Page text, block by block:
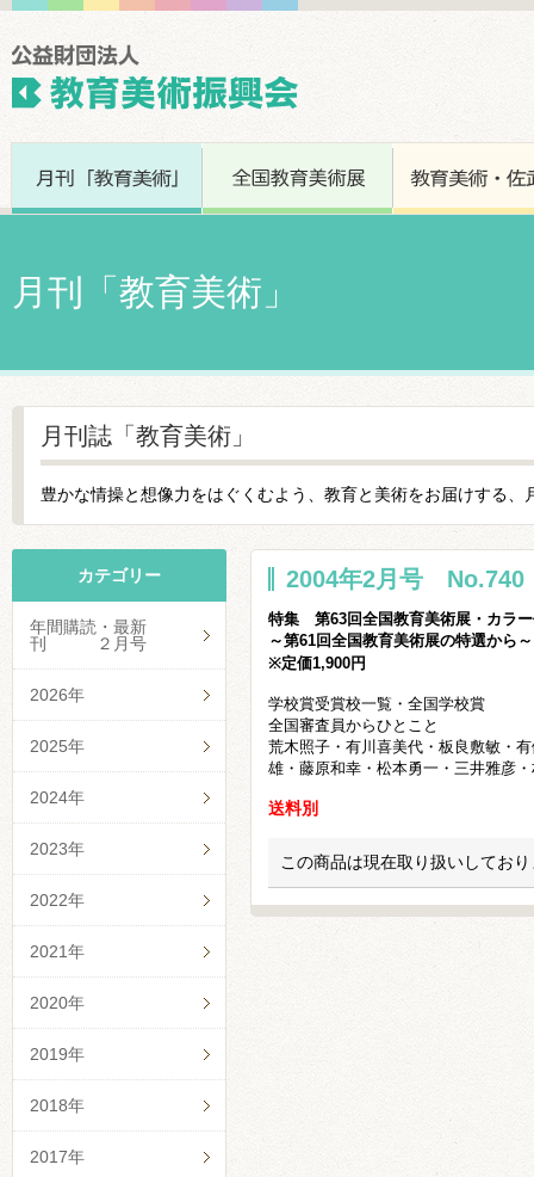
月刊「教育美術」
月刊誌「教育美術」
豊かな情操と想像力をはぐくむよう、教育と美術をお届けする、
2004年2月号 No.740
特集 第63回全国教育美術展・カラ
～第61回全国教育美術展の特選か
※定価1,900円
学校賞受賞校一覧・全国学校賞
全国審査員からひとこと
荒木照子・有川喜美代・板良敷敏・
雄・藤原和幸・松本勇一・三井雅彦
送料別
この商品は現在取り扱いしてお
カテゴリー
年間購読・最新
刊 ２月号
2026年
2025年
2024年
2023年
2022年
2021年
2020年
2019年
2018年
2017年